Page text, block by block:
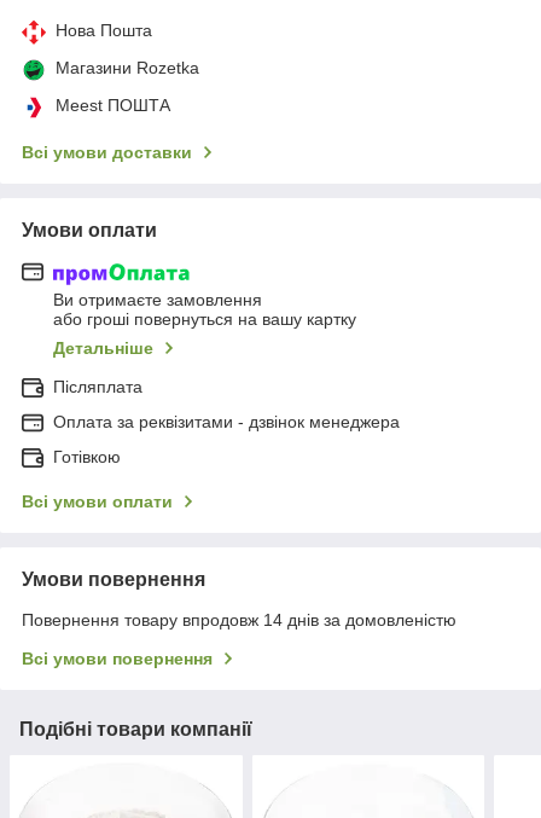
Нова Пошта
Магазини Rozetka
Meest ПОШТА
Всі умови доставки
Умови оплати
Ви отримаєте замовлення
або гроші повернуться на вашу картку
Детальніше
Післяплата
Оплата за реквізитами - дзвінок менеджера
Готівкою
Всі умови оплати
Умови повернення
Повернення товару впродовж 14 днів за домовленістю
Всі умови повернення
Подібні товари компанії